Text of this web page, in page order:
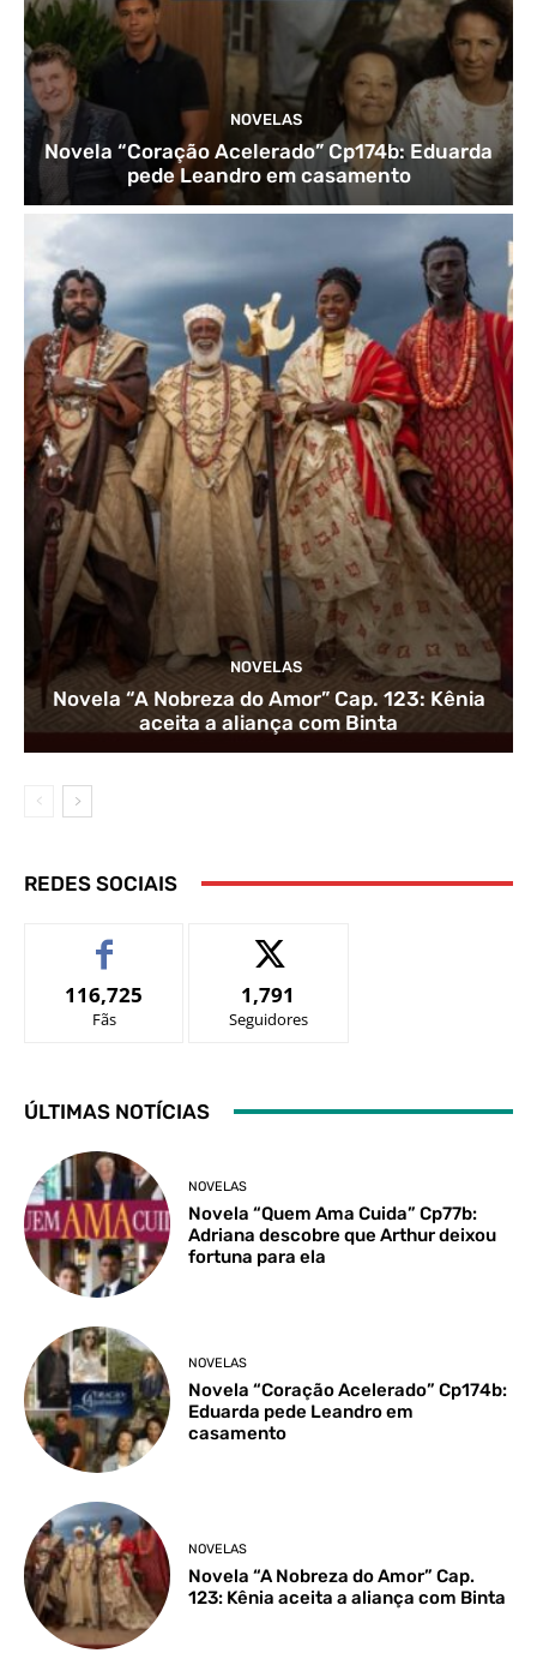
NOVELAS
Novela “Coração Acelerado” Cp174b: Eduarda
pede Leandro em casamento
NOVELAS
Novela “A Nobreza do Amor” Cap. 123: Kênia
aceita a aliança com Binta
REDES SOCIAIS
116,725
Fãs
1,791
Seguidores
ÚLTIMAS NOTÍCIAS
NOVELAS
Novela “Quem Ama Cuida” Cp77b:
Adriana descobre que Arthur deixou
fortuna para ela
NOVELAS
Novela “Coração Acelerado” Cp174b:
Eduarda pede Leandro em
casamento
NOVELAS
Novela “A Nobreza do Amor” Cap.
123: Kênia aceita a aliança com Binta